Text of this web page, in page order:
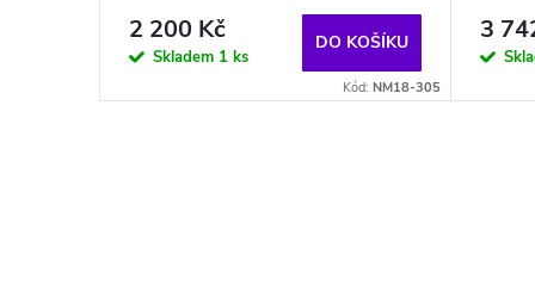
2 200 Kč
Skladem 1 ks
DO KOŠÍKU
Kód:NM18-305
3